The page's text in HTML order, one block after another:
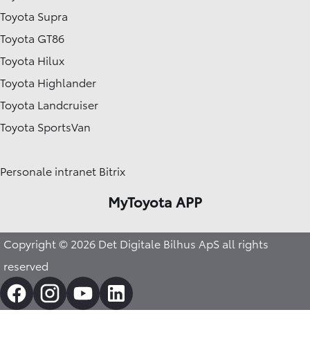
Toyota Supra
Toyota GT86
Toyota Hilux
Toyota Highlander
Toyota Landcruiser
Toyota SportsVan
Personale intranet Bitrix
MyToyota APP
Copyright © 2026 Det Digitale Bilhus ApS all rights
reserved